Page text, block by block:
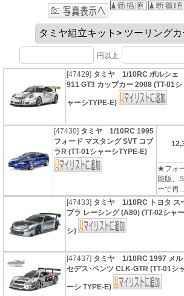
円以上
[47429] タミヤ 1/10RC ポルシェ
911 GT3 カップカー 2008 (TT-01シ
ャーシTYPE-E)
[47430] タミヤ 1/10RC 1995
フォード マスタング SVT コブ
ラR (TT-01シャーシTYPE-E)
★フォ
能版、
ーで再...
[47433] タミヤ 1/10RC トヨタ ス
プラ レーシング (A80) (TT-02シャー
シ)
[47437] タミヤ 1/10RC 1997 メル
セデス･ベンツ CLK-GTR (TT-01シ
ーシ TYPE-E)